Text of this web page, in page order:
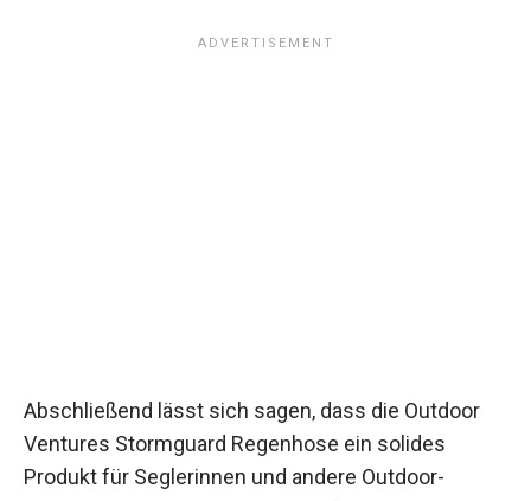
Abschließend lässt sich sagen, dass die Outdoor
Ventures Stormguard Regenhose ein solides
Produkt für Seglerinnen und andere Outdoor-